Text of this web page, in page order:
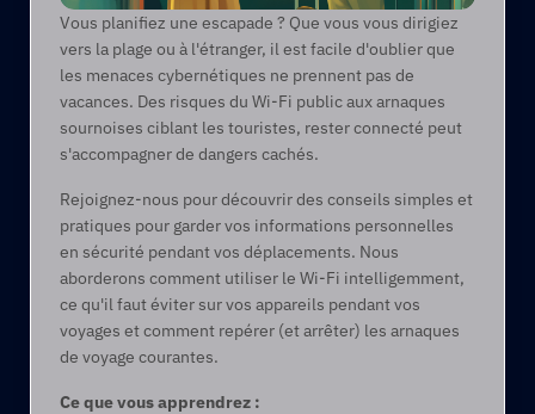
Vous planifiez une escapade ? Que vous vous dirigiez
vers la plage ou à l'étranger, il est facile d'oublier que
les menaces cybernétiques ne prennent pas de
vacances. Des risques du Wi-Fi public aux arnaques
sournoises ciblant les touristes, rester connecté peut
s'accompagner de dangers cachés.
Rejoignez-nous pour découvrir des conseils simples et
pratiques pour garder vos informations personnelles
en sécurité pendant vos déplacements. Nous
aborderons comment utiliser le Wi-Fi intelligemment,
ce qu'il faut éviter sur vos appareils pendant vos
voyages et comment repérer (et arrêter) les arnaques
de voyage courantes.
Ce que vous apprendrez :